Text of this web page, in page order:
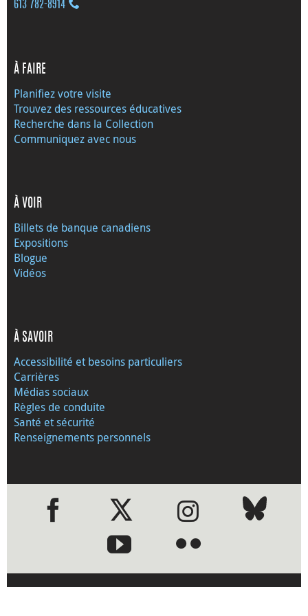
613 782‑8914
À FAIRE
Planifiez votre visite
Trouvez des ressources éducatives
Recherche dans la Collection
Communiquez avec nous
À VOIR
Billets de banque canadiens
Expositions
Blogue
Vidéos
À SAVOIR
Accessibilité et besoins particuliers
Carrières
Médias sociaux
Règles de conduite
Santé et sécurité
Renseignements personnels
●●